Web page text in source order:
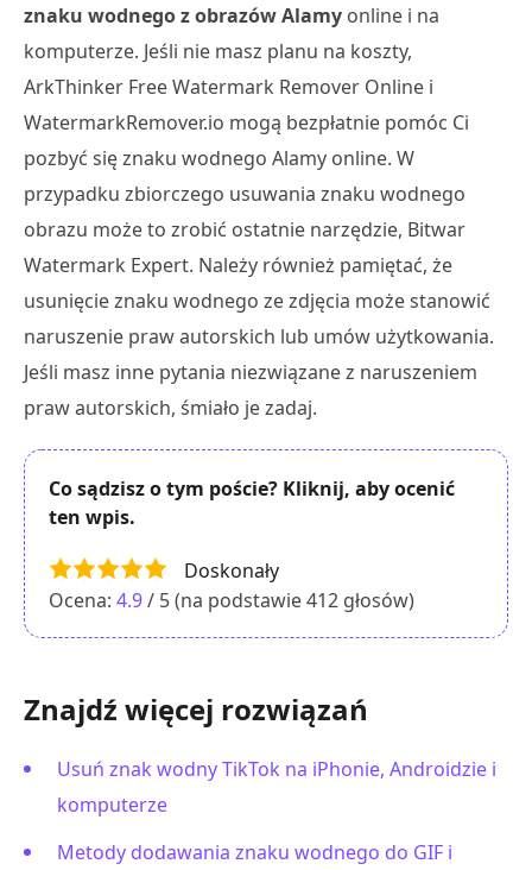
znaku wodnego z obrazów Alamy online i na
komputerze. Jeśli nie masz planu na koszty,
ArkThinker Free Watermark Remover Online i
WatermarkRemover.io mogą bezpłatnie pomóc Ci
pozbyć się znaku wodnego Alamy online. W
przypadku zbiorczego usuwania znaku wodnego
obrazu może to zrobić ostatnie narzędzie, Bitwar
Watermark Expert. Należy również pamiętać, że
usunięcie znaku wodnego ze zdjęcia może stanowić
naruszenie praw autorskich lub umów użytkowania.
Jeśli masz inne pytania niezwiązane z naruszeniem
praw autorskich, śmiało je zadaj.
Co sądzisz o tym poście? Kliknij, aby ocenić
ten wpis.
Doskonały
Ocena: 4.9/ 5 (na podstawie412 głosów)
Znajdź więcej rozwiązań
Usuń znak wodny TikTok na iPhonie, Androidzie i
komputerze
Metody dodawania znaku wodnego do GIF i